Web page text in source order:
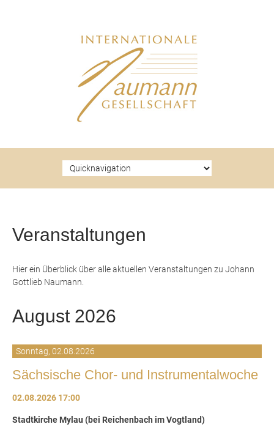
Veranstaltungen
Hier ein Überblick über alle aktuellen Veranstaltungen zu Johann
Gottlieb Naumann.
August 2026
Sonntag, 02.08.2026
Sächsische Chor- und Instrumentalwoche
02.08.2026 17:00
Stadtkirche Mylau (bei Reichenbach im Vogtland)